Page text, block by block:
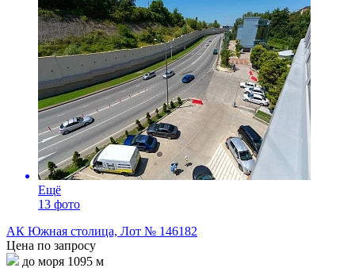
Ещё
13 фото
АК Южная столица, Лот № 146182
Цена по запросу
до моря 1095 м